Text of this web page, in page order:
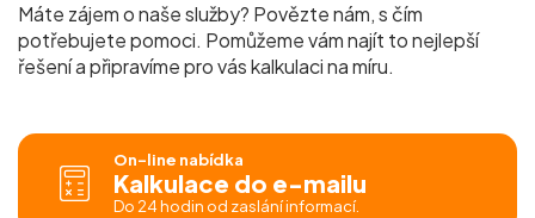
Máte zájem o naše služby? Povězte nám, s čím
potřebujete pomoci. Pomůžeme vám najít to nejlepší
řešení a připravíme pro váskalkulaci na míru.
On-line nabídka
Kalkulace do e-mailu
Do 24 hodin od zaslání informací.